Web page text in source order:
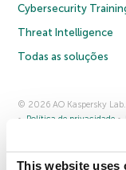
This website uses
Cybersecurity
Threat Intelligence
Todas as soluções
© 2026 AO Kaspersky
Política de privacidade